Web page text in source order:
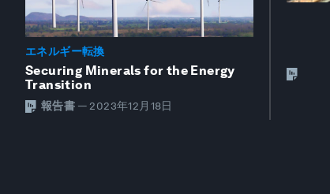
エネルギー転換
Securing Minerals for the Energy
Transition
報告書 — 2023年12月18日